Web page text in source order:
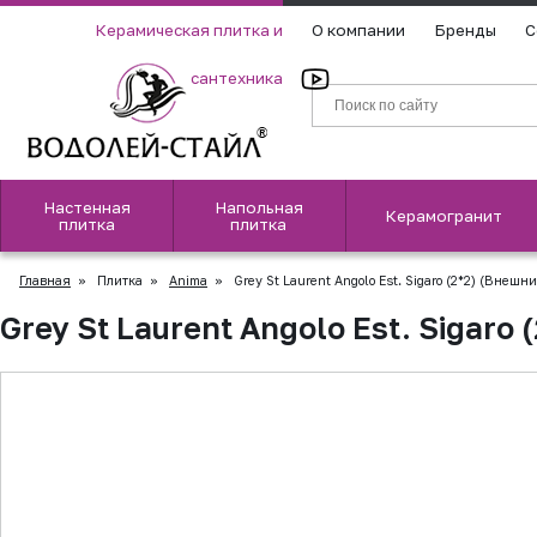
Керамическая плитка и
сантехника
О компании Бренды
Настенная
плитка
Напольная
плитка
Керамогранит
Главная » Плитка » Anima » Grey St Laurent Angolo Est. Sigaro (2*2)
Grey St Laurent Angolo Est.